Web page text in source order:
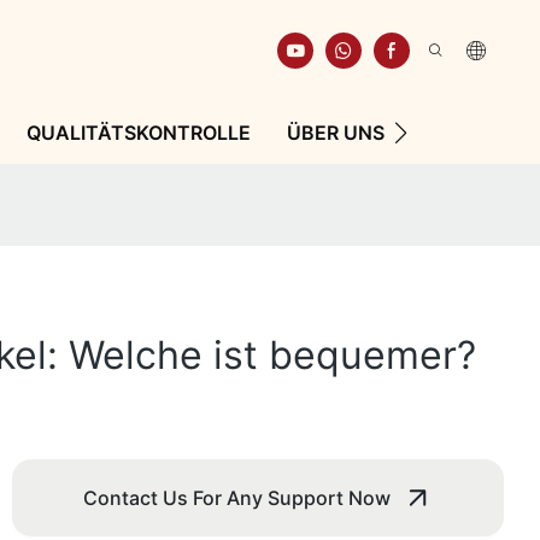
QUALITÄTSKONTROLLE ÜBER UNS
Welche ist bequemer?
Contact Us For Any Support Now